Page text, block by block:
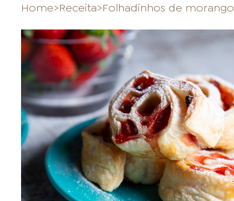
HOME
ONDE COMPRAR
Home>Receita>Folhadinhos de morango